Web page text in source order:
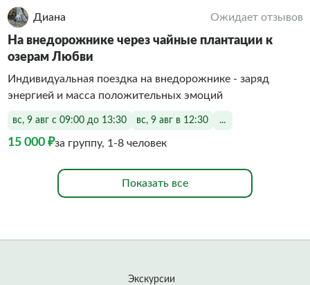
Диана Ожидает отзывов
На внедорожнике через чайные плантации к
озерам Любви
Индивидуальная поездка на внедорожнике - заряд
энергией и масса положительных эмоций
вс, 9 авг с 09:00 до 13:30 вс, 9 авг в 12:30 ...
15 000 ₽за группу, 1-8 человек
Показать все
Экскурсии